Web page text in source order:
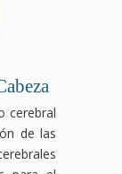
cerebral
de las